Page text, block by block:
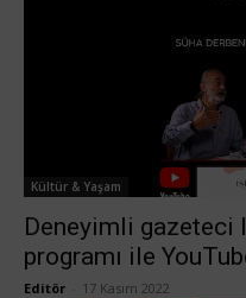
Kültür & Yaşam
Deneyimli gazeteci
programı ile
Editör 17 Kasım 2022